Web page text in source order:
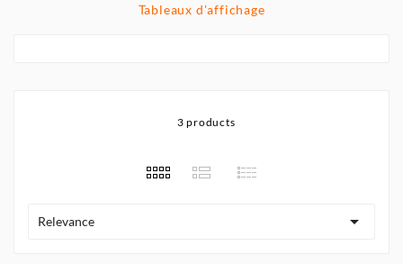
Tableaux d'affichage
3 products
Relevance 